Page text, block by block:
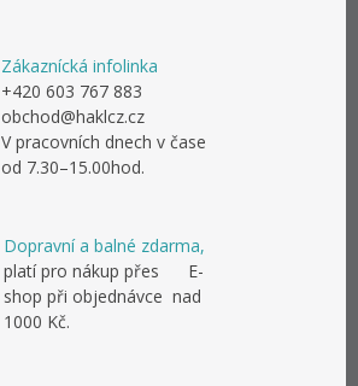
Zákaznícká infolinka
+420 603 767 883
obchod@haklcz.cz
V pracovních dnech v čase
od 7.30–15.00hod.
Dopravní a balné zdarma,
platí pro nákup přes E-
shop při objednávce nad
1000 Kč.